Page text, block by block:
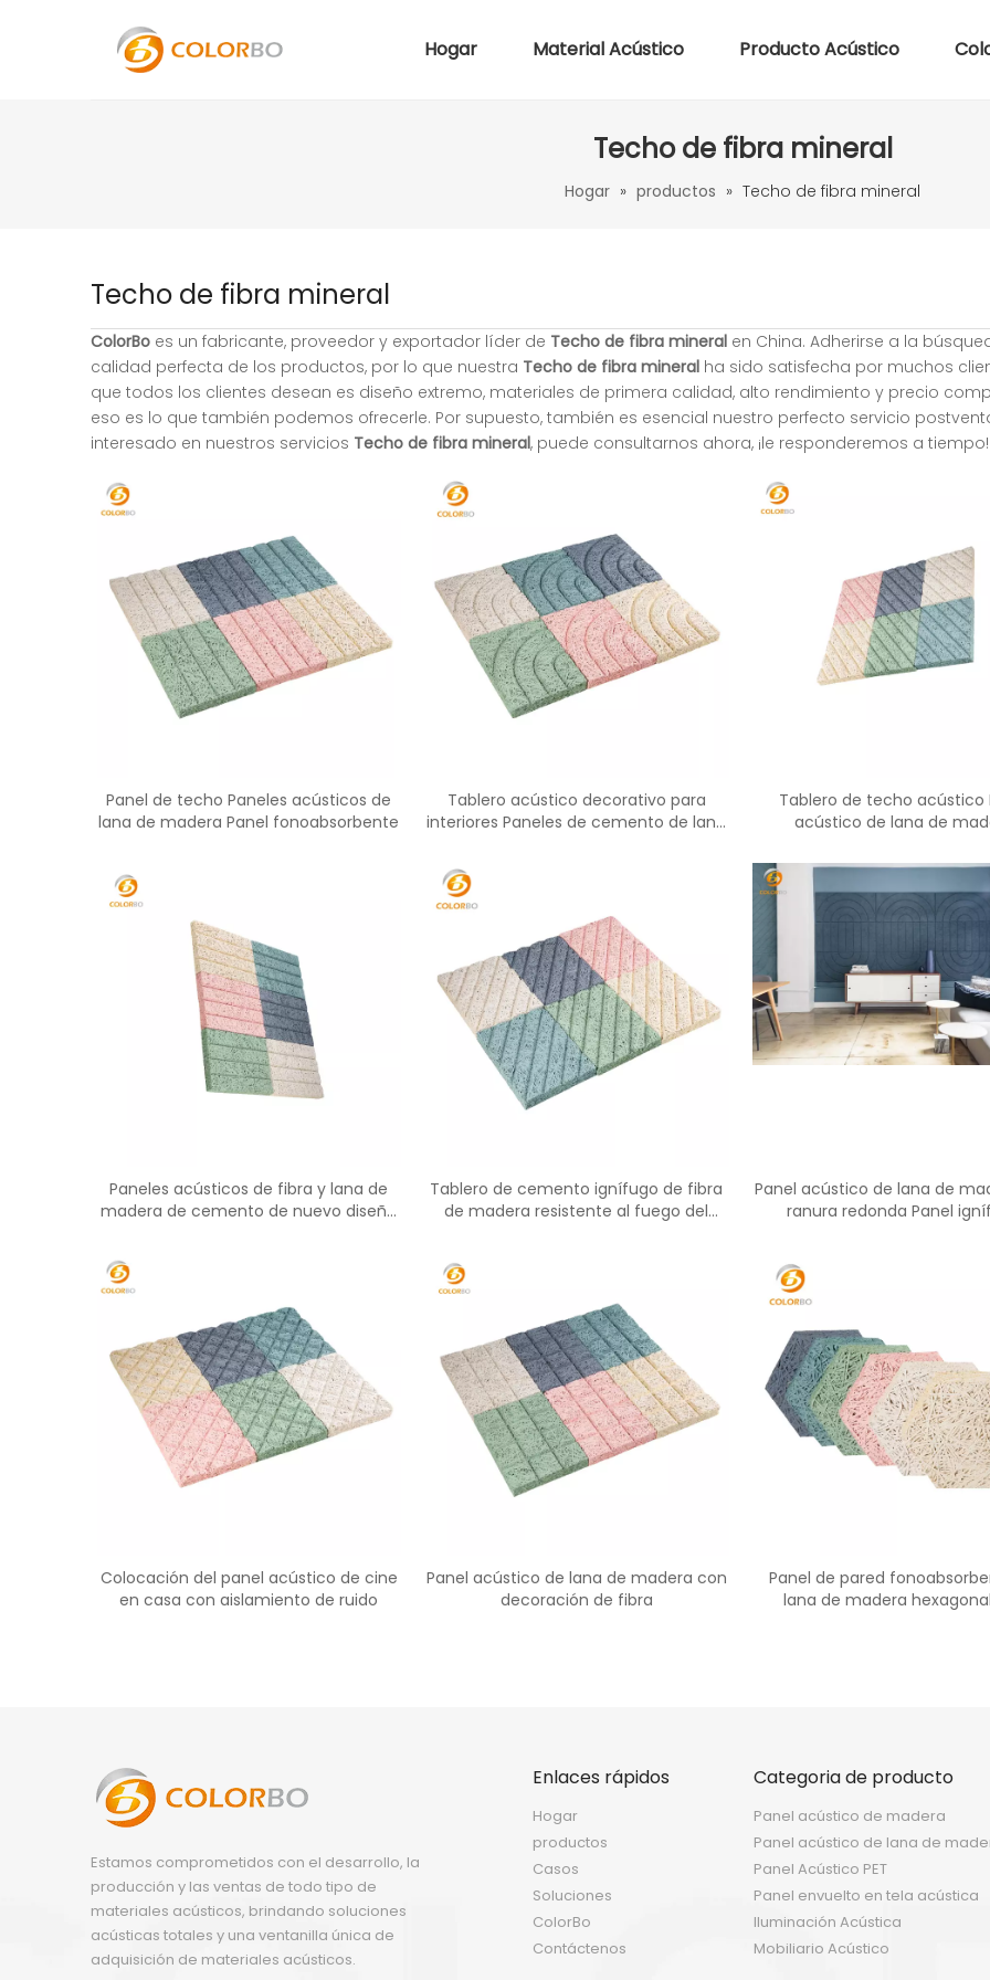
Hogar Material Acústico Producto Acústico
Techo de fibra mineral
Hogar » productos » Techo de fibra mineral
Techo de fibra mineral
ColorBo es un fabricante, proveedor y exportador líder de Techo de fibra mineral en China. Adherirse a la
calidad perfecta de los productos, por lo que nuestra Techo de fibra mineral ha sido satisfecha por muchos
que todos los clientes desean es diseño extremo, materiales de primera calidad, alto rendimiento y precio
eso es lo que también podemos ofrecerle. Por supuesto, también es esencial nuestro perfecto servicio
interesado en nuestros servicios Techo de fibra mineral, puede consultarnos ahora, ¡le responderemos a tiempo!
Panel de techo Paneles acústicos de
lana de madera Panel fonoabsorbente
Tablero acústico decorativo para
interiores Paneles de cemento de lana
Tablero de techo acústico
acústico de lana de
Paneles acústicos de fibra y lana de
madera de cemento de nuevo diseño
Tablero de cemento ignífugo de fibra
de madera resistente al fuego del
Panel acústico de lana de
ranura redonda Panel
Colocación del panel acústico de cine
en casa con aislamiento de ruido
Panel acústico de lana de madera con
decoración de fibra
Panel de pared
lana de madera
< >
Estamos comprometidos con el desarrollo, la
producción y las ventas de todo tipo de
materiales acústicos, brindando soluciones
acústicas totales y una ventanilla única de
adquisición de materiales acústicos.
Enlaces rápidos
Hogar
productos
Casos
Soluciones
ColorBo
Contáctenos
Categoria de producto
Panel acústico de madera
Panel acústico de lana de
Panel Acústico PET
Panel envuelto en tela acústica
Iluminación Acústica
Mobiliario Acústico